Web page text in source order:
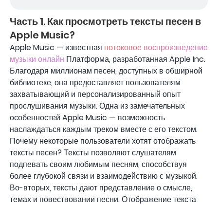
Часть 1. Как просмотреть тексты песен в
Apple Music?
Apple Music — известная потоковое воспроизведение
музыки онлайн Платформа, разработанная Apple Inc.
Благодаря миллионам песен, доступных в обширной
библиотеке, она предоставляет пользователям
захватывающий и персонализированный опыт
прослушивания музыки. Одна из замечательных
особенностей Apple Music — возможность
наслаждаться каждым треком вместе с его текстом.
Почему некоторые пользователи хотят отображать
тексты песен? Тексты позволяют слушателям
подпевать своим любимым песням, способствуя
более глубокой связи и взаимодействию с музыкой.
Во-вторых, тексты дают представление о смысле,
темах и повествовании песни. Отображение текста